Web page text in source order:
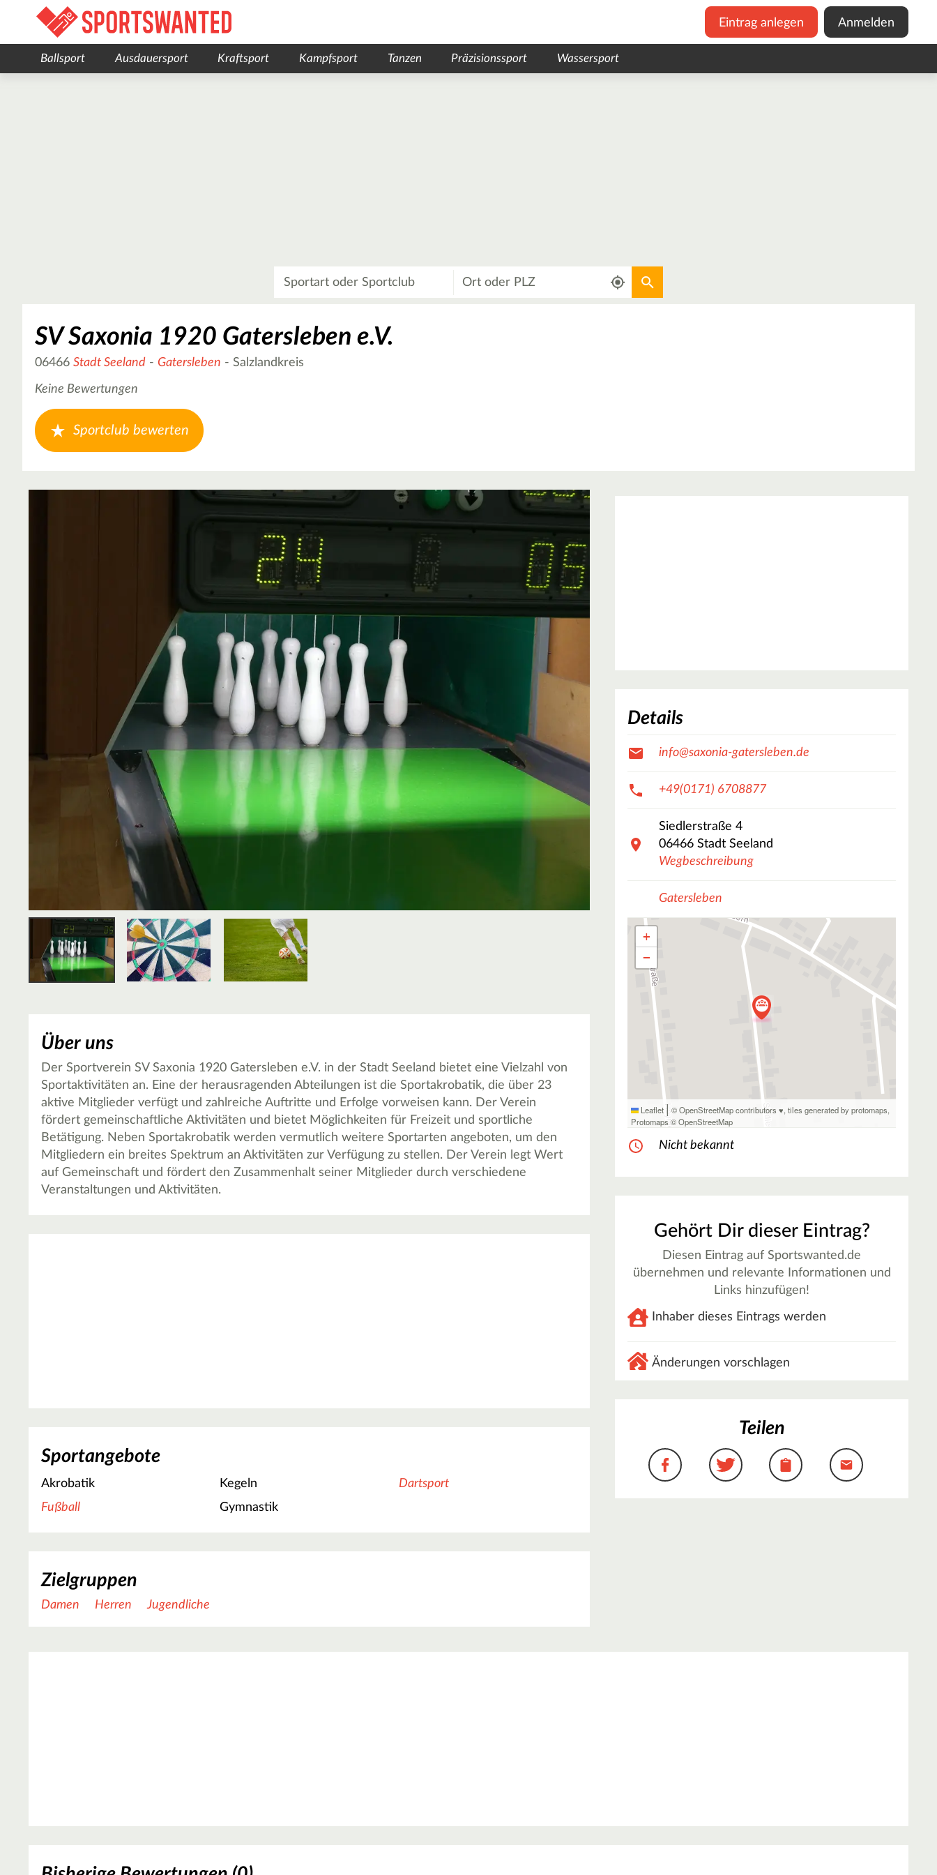
Eintrag anlegen Anmelden
Ballsport Ausdauersport Kraftsport Kampfsport Tanzen Präzisionssport Wassersport
Aktuellen Standort verwenden
SV Saxonia 1920 Gatersleben e.V.
06466 Stadt Seeland - Gatersleben - Salzlandkreis
Keine Bewertungen
Sportclub bewerten
Über uns
Der Sportverein SV Saxonia 1920 Gatersleben e.V. in der Stadt Seeland bietet eine Vielzahl von
Sportaktivitäten an. Eine der herausragenden Abteilungen ist die Sportakrobatik, die über 23
aktive Mitglieder verfügt und zahlreiche Auftritte und Erfolge vorweisen kann. Der Verein
fördert gemeinschaftliche Aktivitäten und bietet Möglichkeiten für Freizeit und sportliche
Betätigung. Neben Sportakrobatik werden vermutlich weitere Sportarten angeboten, um den
Mitgliedern ein breites Spektrum an Aktivitäten zur Verfügung zu stellen. Der Verein legt Wert
auf Gemeinschaft und fördert den Zusammenhalt seiner Mitglieder durch verschiedene
Veranstaltungen und Aktivitäten.
Sportangebote
Akrobatik Kegeln
Dartsport
Fußball
Gymnastik
Zielgruppen
Damen Herren Jugendliche
Details
info@saxonia-gatersleben.de
+49(0171) 6708877
Siedlerstraße 4
06466 Stadt Seeland
Wegbeschreibung
Gatersleben
+
−
Leaflet |© OpenStreetMap contributors ♥,tiles generated by protomaps,
Protomaps ©OpenStreetMap
Nicht bekannt
Gehört Dir dieser Eintrag?
Diesen Eintrag auf Sportswanted.de
übernehmen und relevante Informationen und
Links hinzufügen!
Inhaber dieses Eintrags werden
Änderungen vorschlagen
Teilen